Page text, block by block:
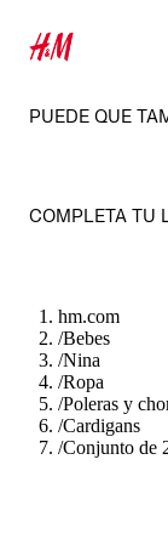
PUEDE QUE
COMPLETA TU
hm.com
/Bebes
/Nina
/Ropa
/Poleras y
/Cardigans
/Conjunto de